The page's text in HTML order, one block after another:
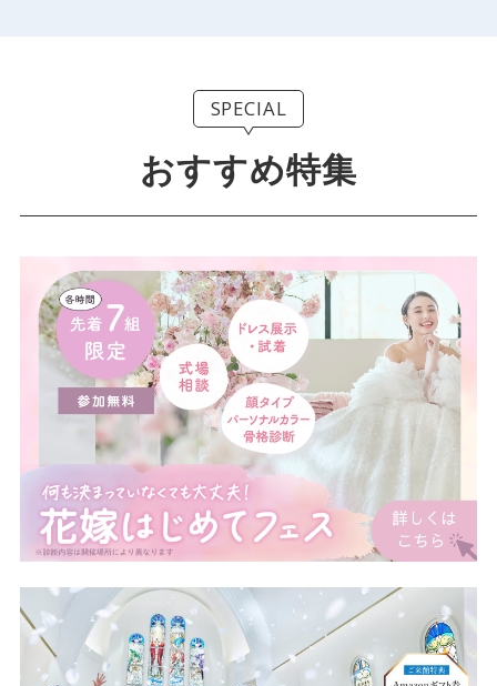
SPECIAL
おすすめ特集